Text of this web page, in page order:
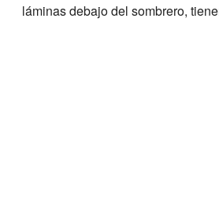
láminas debajo del sombrero,